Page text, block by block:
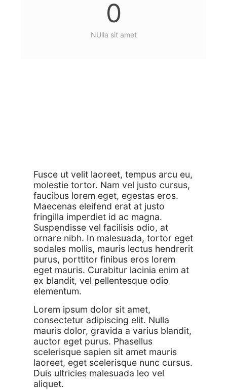
NUlla sit amet
0
Fusce ut velit laoreet, tempus arcu eu,
molestie tortor. Nam vel justo cursus,
faucibus lorem eget, egestas eros.
Maecenas eleifend erat at justo
fringilla imperdiet id ac magna.
Suspendisse vel facilisis odio, at
ornare nibh. In malesuada, tortor eget
sodales mollis, mauris lectus hendrerit
purus, porttitor finibus eros lorem
eget mauris. Curabitur lacinia enim at
ex blandit, vel pellentesque odio
elementum.
Lorem ipsum dolor sit amet,
consectetur adipiscing elit. Nulla
mauris dolor, gravida a varius blandit,
auctor eget purus. Phasellus
scelerisque sapien sit amet mauris
laoreet, eget scelerisque nunc cursus.
Duis ultricies malesuada leo vel
aliquet.